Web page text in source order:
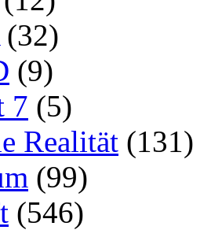
(32)
(9)
7 (5)
Realität (131)
(99)
(546)